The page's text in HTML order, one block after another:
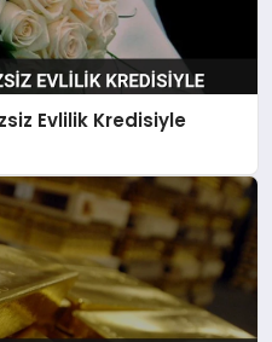
Evlilik Kredisiyle